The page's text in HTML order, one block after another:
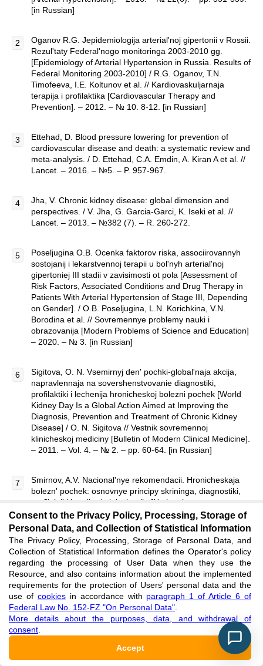
[in Russian]
Oganov R.G. Jepidemiologija arterial'noj gipertonii v Rossii.
Rezul'taty Federal'nogo monitoringa 2003-2010 gg.
[Epidemiology of Arterial Hypertension in Russia. Results of
Federal Monitoring 2003-2010] / R.G. Oganov, T.N.
Timofeeva, I.E. Koltunov et al. // Kardiovaskuljarnaja
terapija i profilaktika [Cardiovascular Therapy and
Prevention]. – 2012. – № 10. 8-12. [in Russian]
Ettehad, D. Blood pressure lowering for prevention of
cardiovascular disease and death: a systematic review and
meta-analysis. / D. Ettehad, C.A. Emdin, A. Kiran A et al. //
Lancet. – 2016. – №5. – P. 957-967.
Jha, V. Chronic kidney disease: global dimension and
perspectives. / V. Jha, G. Garcia-Garci, K. Iseki et al. //
Lancet. – 2013. – №382 (7). – R. 260-272.
Poseljugina O.B. Ocenka faktorov riska, associirovannyh
sostojanij i lekarstvennoj terapii u bol'nyh arterial'noj
gipertoniej III stadii v zavisimosti ot pola [Assessment of
Risk Factors, Associated Conditions and Drug Therapy in
Patients With Arterial Hypertension of Stage III, Depending
on Gender]. / O.B. Poseljugina, L.N. Korichkina, V.N.
Borodina et al. // Sovremennye problemy nauki i
obrazovanija [Modern Problems of Science and Education]
– 2020. – № 3. [in Russian]
Sigitova, O. N. Vsemirnyj den' pochki-global'naja akcija,
napravlennaja na sovershenstvovanie diagnostiki,
profilaktiki i lechenija hronicheskoj bolezni pochek [World
Kidney Day Is a Global Action Aimed at Improving the
Diagnosis, Prevention and Treatment of Chronic Kidney
Disease] / O. N. Sigitova // Vestnik sovremennoj
klinicheskoj mediciny [Bulletin of Modern Clinical Medicine].
– 2011. – Vol. 4. – № 2. – pp. 60-64. [in Russian]
Smirnov, A.V. Nacional'nye rekomendacii. Hronicheskaja
bolezn' pochek: osnovnye principy skrininga, diagnostiki,
profilaktiki i podhody k lecheniju [National
Recommendations. Chronic Kidney Disease: Basic
Principles of Screening, Diagnosis, Prevention and
Approaches to Treatment] / A.V. Smirnov, E.M. Shilov, V.A.
Dobronravov et al. // Nefrologija [Nephrology]. – 2012. –
№1. – pp. 89-115. [in Russian]
Campbell N.R. World Hypertension League Committee;
International Society of Hypertension Executive Committee.
High blood pressure: why prevention and control are
urgent and important: a 2014 fact sheet from the World
Hypertension League and the International Society of
Hypertension. /N.R. Campbell, D.T. Lackland, M. L.
Niebylski //J Clin Hypertens (Greenwich). – 2014. – № 16
Consent to the Privacy Policy, Processing, Storage of
Personal Data, and Collection of Statistical Information
The Privacy Policy, Processing, Storage of Personal Data, and
Collection of Statistical Information defines the Operator's policy
regarding the processing of User Data when they use the
Resource, and also contains information about the implemented
requirements for the protection of Users' personal data and the
use of cookiesin accordance with paragraph 1 of Article 6 of
Federal Law No. 152-FZ "On Personal Data"
More details about the purposes, data, and withdrawal of
consent
Accept